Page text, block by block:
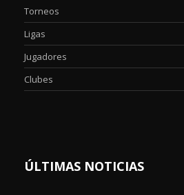
Torneos
Ligas
Jugadores
Clubes
ÚLTIMAS NOTICIAS